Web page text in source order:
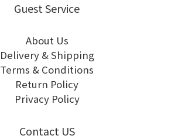
Guest Service
About Us
Delivery & Shipping
Terms & Conditions
Return Policy
Privacy Policy
Contact US